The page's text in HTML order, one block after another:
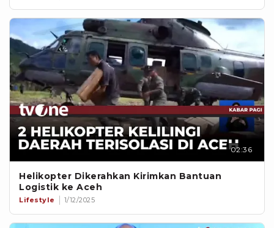
02:36
Helikopter Dikerahkan Kirimkan Bantuan
Logistik ke Aceh
Lifestyle 1/12/2025